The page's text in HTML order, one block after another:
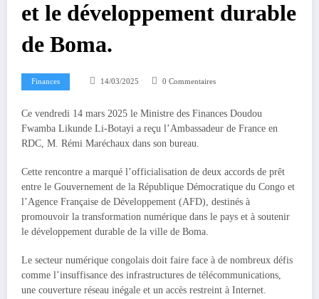
et le développement durable
de Boma.
Finances 14/03/2025 0 Commentaires
Ce vendredi 14 mars 2025 le Ministre des Finances Doudou
Fwamba Likunde Li-Botayi a reçu l’Ambassadeur de France en
RDC, M. Rémi Maréchaux dans son bureau.
Cette rencontre a marqué l’officialisation de deux accords de prêt
entre le Gouvernement de la République Démocratique du Congo et
l’Agence Française de Développement (AFD), destinés à
promouvoir la transformation numérique dans le pays et à soutenir
le développement durable de la ville de Boma.
Le secteur numérique congolais doit faire face à de nombreux défis
comme l’insuffisance des infrastructures de télécommunications,
une couverture réseau inégale et un accès restreint à Internet.